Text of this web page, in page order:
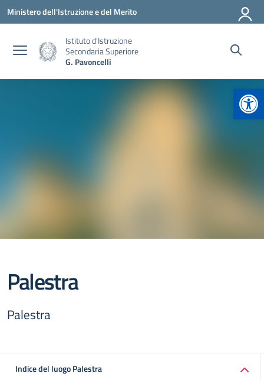
Vai ai contenuti
Vai al menu di navigazione
Vai al footer
Ministero dell'Istruzione e del Merito
Istituto d'Istruzione
Secondaria Superiore
G. Pavoncelli
Palestra
Palestra
Indice del luogo Palestra